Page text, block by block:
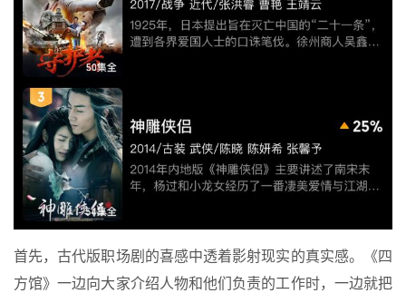
首先，古代版职场剧的喜感中透着影射现实的真实感。《四
方馆》一边向大家介绍人物和他们负责的工作时，一边就把